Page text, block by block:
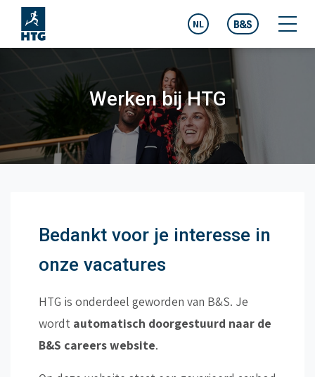
NL
Werken bij HTG
Bedankt voor je interesse in
onze vacatures
HTG is onderdeel geworden van B&S. Je
wordt automatisch doorgestuurd naar de
B&S careers website.